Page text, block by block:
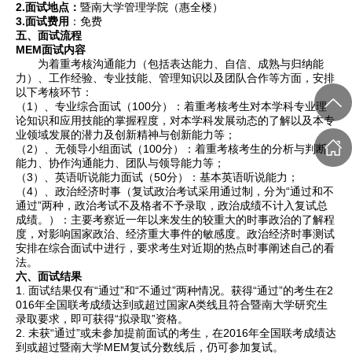
2.面试地点： 暨南大学管理学院（惠全楼）
3.面试费用 ：免费
五、面试流程
MEM面试内容
为着重考核沟通能力（包括表达能力、自信、成熟与归纳能
力）、工作经验、专业技能、管理知识以及团队合作等方面，安排
以下考核环节：
（1）、专业综合面试（100分）：着重考核考生对本学科专业理
论知识和应用技能的掌握程度，对本学科发展动态的了解以及本专
业领域发展的潜力及创新精神与创新能力等；
（2）、无领导小组面试（100分）：着重考核考生的分析与判断
能力、协作沟通能力、团队与领导能力等；
（3）、英语听说能力面试（50分）：基本英语听说能力；
（4）、政治经济时事（复试政治考试采用通过制，分为“通过和不
通过”两种，政治考试不及格者不予录取，政治成绩不计入复试总
成绩。）：主要考察近一年以来发生的较重大的时事政治的了解程
度，对影响国家政治、经济重大事件的敏感度。政治经济时事测试
安排在综合面试中进行，要求考生对近期的热点时事阐述自己的看
法。
六、面试结果
1. 面试结果仅有“通过”和“不通过”两种情况。获得“通过”的考生在2
016年全国联考成绩达到或超过国家A类线且符合暨南大学研究生
录取要求，即可获得“拟录取”资格。
2. 未获“通过”或未参加提前面试的考生，在2016年全国联考成绩达
到或超过暨南大学MEM复试分数线后，仍可参加复试。